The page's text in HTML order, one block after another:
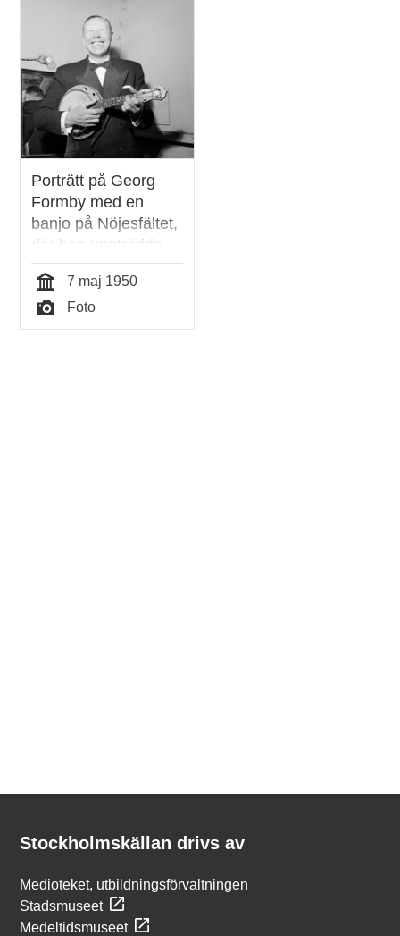
Porträtt på Georg
Formby med en
banjo på Nöjesfältet,
där han uppträdde
samma kväll
Tid
7 maj 1950
Typ
Foto
Stockholmskällan drivs av
Medioteket, utbildningsförvaltningen
Stadsmuseet
Medeltidsmuseet